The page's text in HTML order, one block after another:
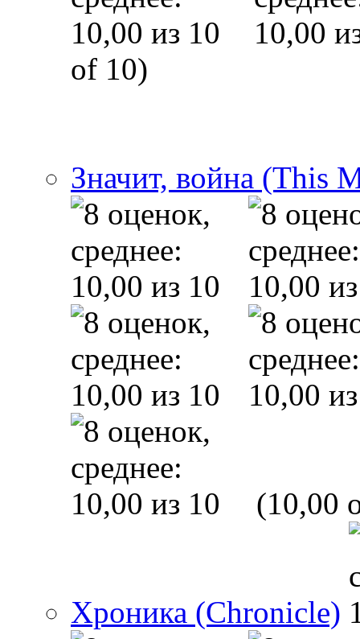
of 10)
Значит, война (This
(10,00
Хроника (Chronicle)